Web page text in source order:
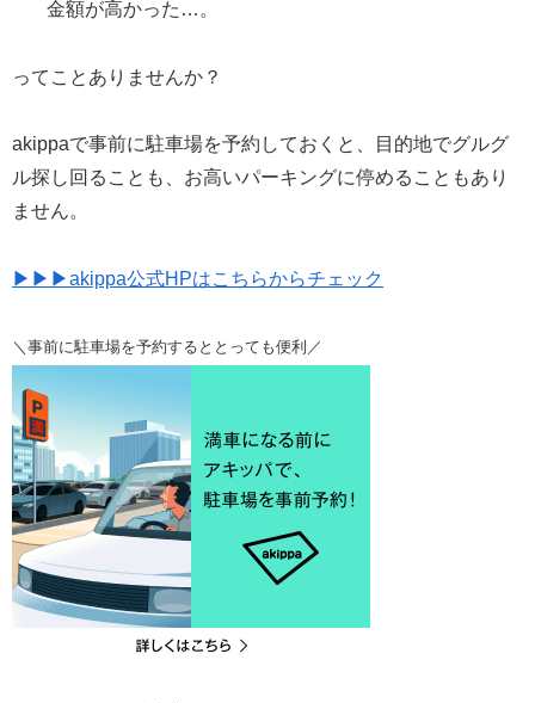
金額が高かった…。
ってことありませんか？
akippaで事前に駐車場を予約しておくと、目的地でグルグ
ル探し回ることも、お高いパーキングに停めることもあり
ません。
▶▶▶akippa公式HPはこちらからチェック
＼事前に駐車場を予約するととっても便利／